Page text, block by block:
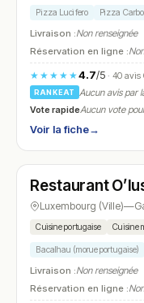
Pizza Lucifero Pizza
Livraison :Non renseignée
Réservation en ligne :
★★★★★4.7/5· 40 avis
RANKEAT
Aucun avis par
Vote rapideAucun vote
Voir la fiche→
N° 17
Restaurant
Luxembourg (Ville)—
Cuisine portugaise Cuisine
Bacalhau (morue portugaise)
Livraison :Non renseignée
Réservation en ligne :